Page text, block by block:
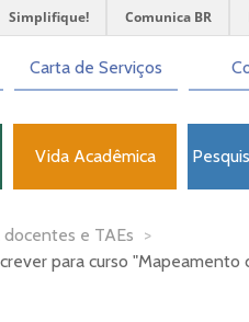
Simplifique! Comunica BR
Carta de Serviços
Vida Acadêmica
e TAEs >
para curso